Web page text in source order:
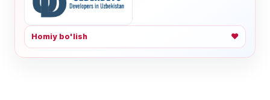
Homiy bo'lish ❤